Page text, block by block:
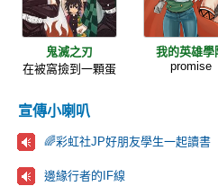
鬼滅之刃
在被窩撿到一顆蛋
我的英雄學
promise
宣傳小喇叭
🌈彩虹社JP好朋友學生一起讀書
邊緣行者的IF線